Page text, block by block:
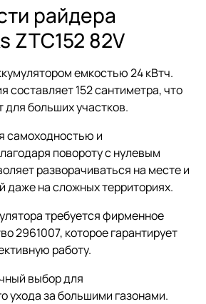
райдера
ZTC152 82V
емкостью 24 кВтч.
составляет 152 сантиметра, что
для больших участков.
самоходностью и
повороту с нулевым
разворачиваться на месте и
даже на сложных территориях.
требуется фирменное
2961007, которое гарантирует
работу.
выбор для
ухода за большими газонами.